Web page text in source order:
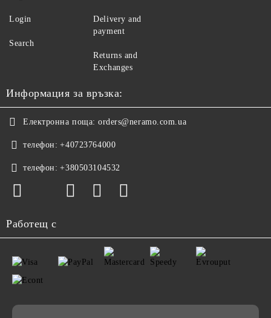
Login
Search
Delivery and
payment
Returns and
Exchanges
Информация за връзка:
Електронна поща: orders@neramo.com.ua
телефон: +40723764000
телефон: +380503104532
Работещ с